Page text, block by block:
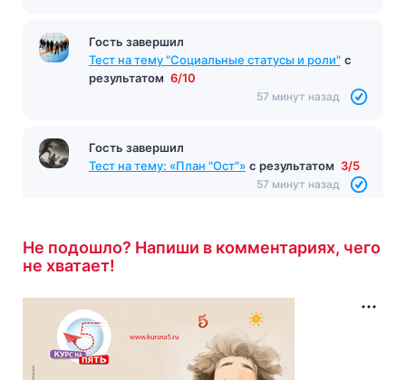
Гость завершил
Тест на тему "Социальные статусы и роли" с
результатом 6/10
57 минут назад
Гость завершил
Тест на тему: «План "Ост"» с результатом 3/5
57 минут назад
Не подошло? Напиши в комментариях, чего
не хватает!